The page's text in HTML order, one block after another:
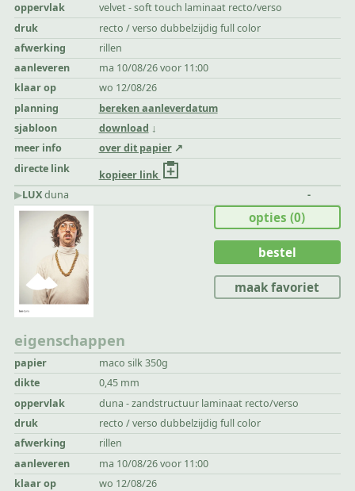
oppervlak
velvet - soft touch laminaat recto/verso
druk
recto / verso dubbelzijdig full color
afwerking
rillen
aanleveren
ma 10/08/26 voor 11:00
klaar op
wo 12/08/26
planning
bereken aanleverdatum
sjabloon
download
meer info
over dit papier
directe link
kopieer link
▶︎LUXduna -
eigenschappen
papier
maco silk 350g
dikte
0,45 mm
oppervlak
duna - zandstructuur laminaat recto/verso
druk
recto / verso dubbelzijdig full color
afwerking
rillen
aanleveren
ma 10/08/26 voor 11:00
klaar op
wo 12/08/26
opties(0)
bestel
maak favoriet